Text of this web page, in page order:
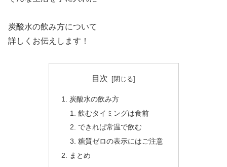
炭酸水の飲み方について
詳しくお伝えします！
目次
炭酸水の飲み方
飲むタイミングは食前
できれば常温で飲む
糖質ゼロの表示にはご注意
まとめ